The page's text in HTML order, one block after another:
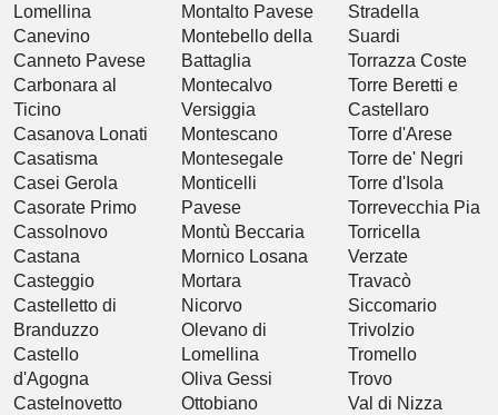
Lomellina
Canevino
Canneto Pavese
Carbonara al
Ticino
Casanova Lonati
Casatisma
Casei Gerola
Casorate Primo
Cassolnovo
Castana
Casteggio
Castelletto di
Branduzzo
Castello
d'Agogna
Castelnovetto
Montalto Pavese
Montebello della
Battaglia
Montecalvo
Versiggia
Montescano
Montesegale
Monticelli
Pavese
Montù Beccaria
Mornico Losana
Mortara
Nicorvo
Olevano di
Lomellina
Oliva Gessi
Ottobiano
Stradella
Suardi
Torrazza Coste
Torre Beretti e
Castellaro
Torre d'Arese
Torre de' Negri
Torre d'Isola
Torrevecchia Pia
Torricella
Verzate
Travacò
Siccomario
Trivolzio
Tromello
Trovo
Val di Nizza